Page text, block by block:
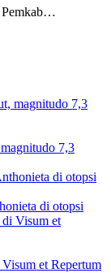
Pemkab…
7,3
di otopsi
et Repertum